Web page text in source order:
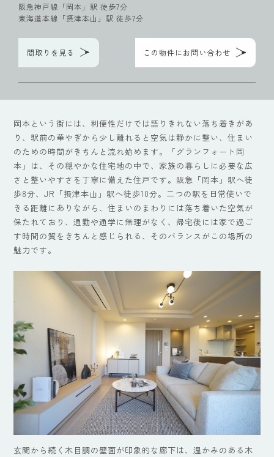
阪急神戸線「岡本」駅 徒歩7分
東海道本線「摂津本山」駅 徒歩7分
間取りを見る この物件にお問い合わせ
岡本という街には、利便性だけでは語りきれない落ち着きがあ
り、駅前の華やぎから少し離れると空気は静かに整い、住まい
のための時間がきちんと流れ始めます。「グランフォート岡
本」は、その穏やかな住宅地の中で、家族の暮らしに必要な広
さと整いやすさを丁寧に備えた住戸です。阪急「岡本」駅へ徒
歩8分、JR「摂津本山」駅へ徒歩10分。二つの駅を日常使いで
きる距離にありながら、住まいのまわりには落ち着いた空気が
保たれており、通勤や通学に無理がなく、帰宅後には家で過ご
す時間の質をきちんと感じられる、そのバランスがこの場所の
魅力です。
玄関から続く木目調の壁面が印象的な廊下は、温かみのある木